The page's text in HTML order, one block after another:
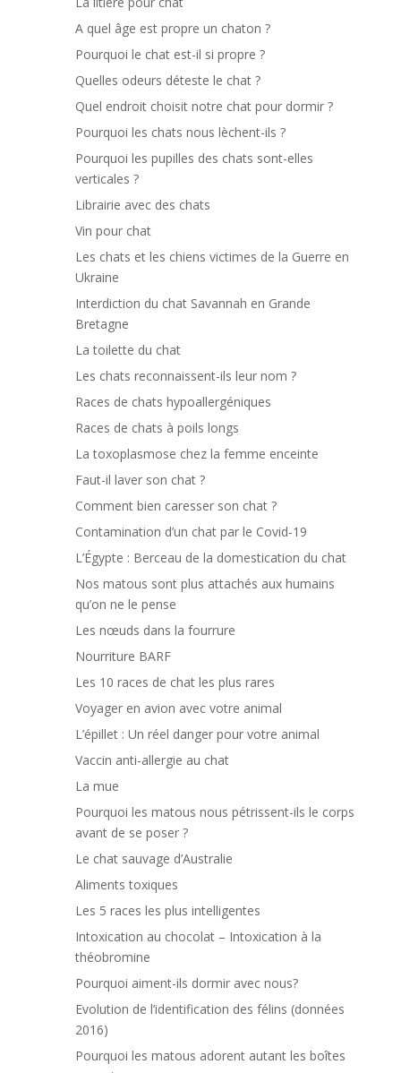
A quel âge est propre un chaton ?
Pourquoi le chat est-il si propre ?
Quelles odeurs déteste le chat ?
Quel endroit choisit notre chat pour dormir ?
Pourquoi les chats nous lèchent-ils ?
Pourquoi les pupilles des chats sont-elles
verticales ?
Librairie avec des chats
Vin pour chat
Les chats et les chiens victimes de la Guerre en
Ukraine
Interdiction du chat Savannah en Grande
Bretagne
La toilette du chat
Les chats reconnaissent-ils leur nom ?
Races de chats hypoallergéniques
Races de chats à poils longs
La toxoplasmose chez la femme enceinte
Faut-il laver son chat ?
Comment bien caresser son chat ?
Contamination d’un chat par le Covid-19
L’Égypte : Berceau de la domestication du chat
Nos matous sont plus attachés aux humains
qu’on ne le pense
Les nœuds dans la fourrure
Nourriture BARF
Les 10 races de chat les plus rares
Voyager en avion avec votre animal
L’épillet : Un réel danger pour votre animal
Vaccin anti-allergie au chat
La mue
Pourquoi les matous nous pétrissent-ils le corps
avant de se poser ?
Le chat sauvage d’Australie
Aliments toxiques
Les 5 races les plus intelligentes
Intoxication au chocolat – Intoxication à la
théobromine
Pourquoi aiment-ils dormir avec nous?
Evolution de l’identification des félins (données
2016)
Pourquoi les matous adorent autant les boîtes